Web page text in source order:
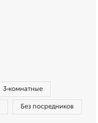
3‑комнатные
Без посредников